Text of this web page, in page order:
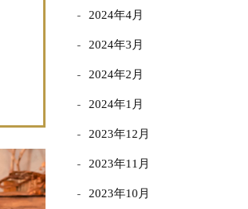
2024年4月
2024年3月
2024年2月
2024年1月
2023年12月
2023年11月
2023年10月